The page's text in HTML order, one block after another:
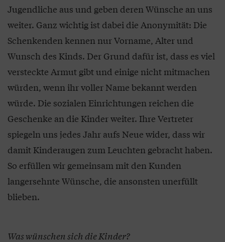
Jugendliche aus und geben deren Wünsche an uns
weiter. Ganz wichtig ist dabei die Anonymität: Die
Schenkenden kennen nur Vorname, Alter und
Wunsch des Kinds. Der Grund dafür ist, dass es viel
versteckte Armut gibt und einige nicht mitmachen
würden, wenn ihr voller Name bekannt werden
würde. Die sozialen Einrichtungen reichen die
Geschenke an die Kinder weiter. Ihre Vertreter
spiegeln uns jedes Jahr aufs Neue wider, dass wir
damit Kinderaugen zum Leuchten gebracht haben.
So erfüllen wir gemeinsam mit den Kunden
langersehnte Wünsche, die ansonsten unerfüllt
blieben.
Was wünschen sich die Kinder?